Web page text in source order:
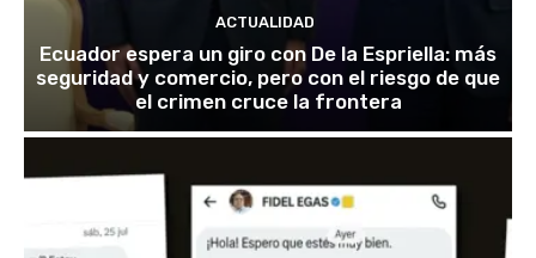
ACTUALIDAD
Ecuador espera un giro con De la Espriella: más
seguridad y comercio, pero con el riesgo de que
el crimen cruce la frontera